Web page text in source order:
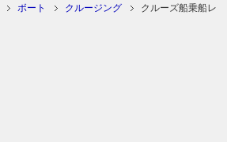
ボート クルージング
クルーズ船乗船レ